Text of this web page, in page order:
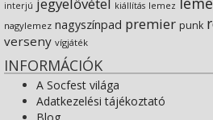
interjú kiállítás lemez
nagylemez nagyszínpad premier punk
verseny vígjáték
INFORMÁCIÓK
A Socfest világa
Adatkezelési tájékoztató
Blog